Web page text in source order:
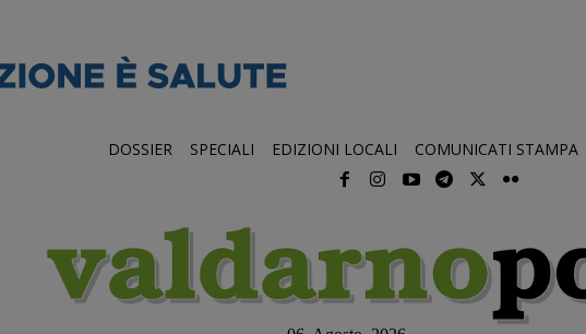
DOSSIER SPECIALI EDIZIONI LOCALI COMUNICATI STAMPA